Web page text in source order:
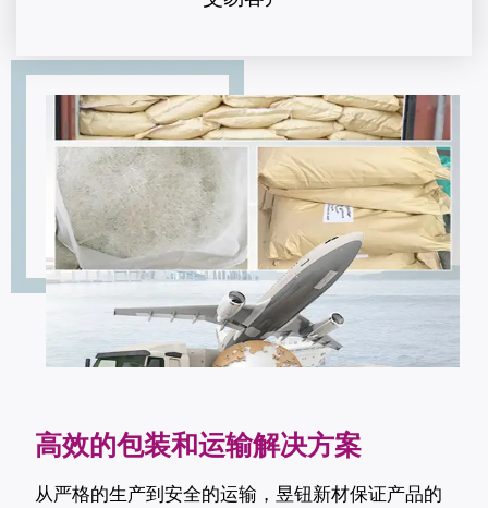
高效的包装和运输解决方案
从严格的生产到安全的运输，昱钮新材保证产品的